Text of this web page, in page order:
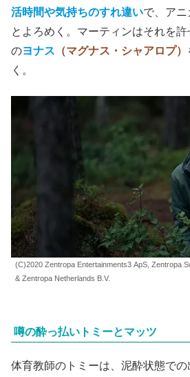
活時間や気持ちのすれ違いで、ア
とよろめく。マーティンはそれを
のヨナス （マグナス・シャアロプ）
く。
(C)2020 Zentropa Entertainments3 ApS, Zentropa
& Zentropa Netherlands B.V.
噂の酔っ払いトミーとマッツ
体育教師のトミーは、泥酔状態で